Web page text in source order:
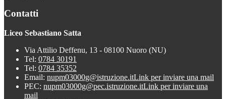
Contatti
Liceo Sebastiano Satta
Via Attilio Deffenu, 13 - 08100 Nuoro (NU)
Tel: 0784 30191
Tel: 0784 35352
Email: nupm03000g@istruzione.itLink per inviare una mail
PEC: nupm03000g@pec.istruzione.itLink per inviare una
mail